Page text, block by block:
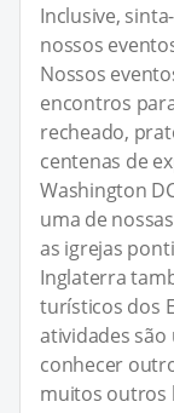
Inclusive,
nossos
Nossos
encontros
recheado,
centenas de
Washington
uma de
as igrejas
Inglaterra
turísticos dos
atividades
conhecer
muitos outros